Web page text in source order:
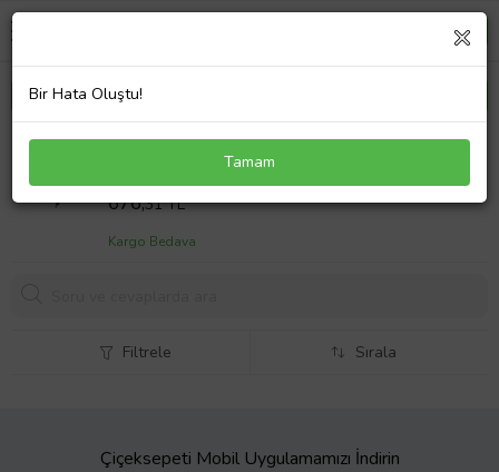
Asus X750JA-DB71 Adaptör Laptop Şarj Aleti
Sepet Fiyatı
676,31 TL
Kargo Bedava
Filtrele Sırala
Çiçeksepeti Mobil Uygulamamızı İndirin
Bir Hata Oluştu!
Tamam